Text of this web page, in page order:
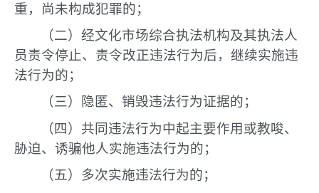
重，尚未构成犯罪的；
（二）经文化市场综合执法机构及其执法人
员责令停止、责令改正违法行为后，继续实施违
法行为的；
（三）隐匿、销毁违法行为证据的；
（四）共同违法行为中起主要作用或教唆、
胁迫、诱骗他人实施违法行为的；
（五）多次实施违法行为的；